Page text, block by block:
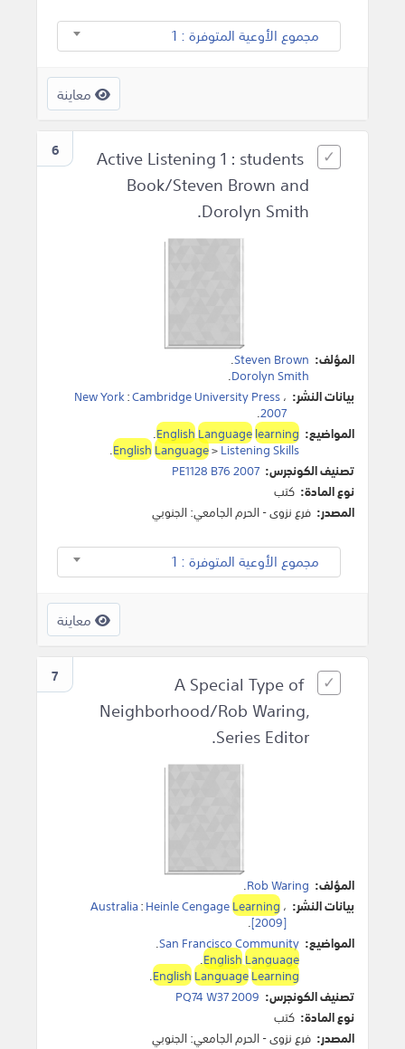
مجموع الأوعية المتوفرة : 1
معاينة
6
Active Listening 1 : students
Book/Steven Brown and
Dorolyn Smith.
المؤلف: Steven Brown
.
Dorolyn Smith
.
بيانات النشر:
New York:Cambridge University Press،
2007
.
المواضيع:
EnglishLanguagelearning
.
EnglishLanguage>Listening Skills
.
تصنيف الكونجرس: PE1128 B76 2007
نوع المادة: كتب
المصدر: فرع نزوى - الحرم الجامعي: الجنوبي
مجموع الأوعية المتوفرة : 1
معاينة
7
A Special Type of
Neighborhood/Rob Waring,
Series Editor.
المؤلف: Rob Waring
.
بيانات النشر:
Australia:Heinle CengageLearning،
[2009]
.
المواضيع: San Francisco Community
.
EnglishLanguage
.
EnglishLanguageLearning
.
تصنيف الكونجرس: PQ74 W37 2009
نوع المادة: كتب
المصدر: فرع نزوى - الحرم الجامعي: الجنوبي